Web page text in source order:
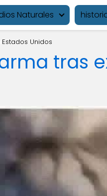
Naturales
Unidos
tras